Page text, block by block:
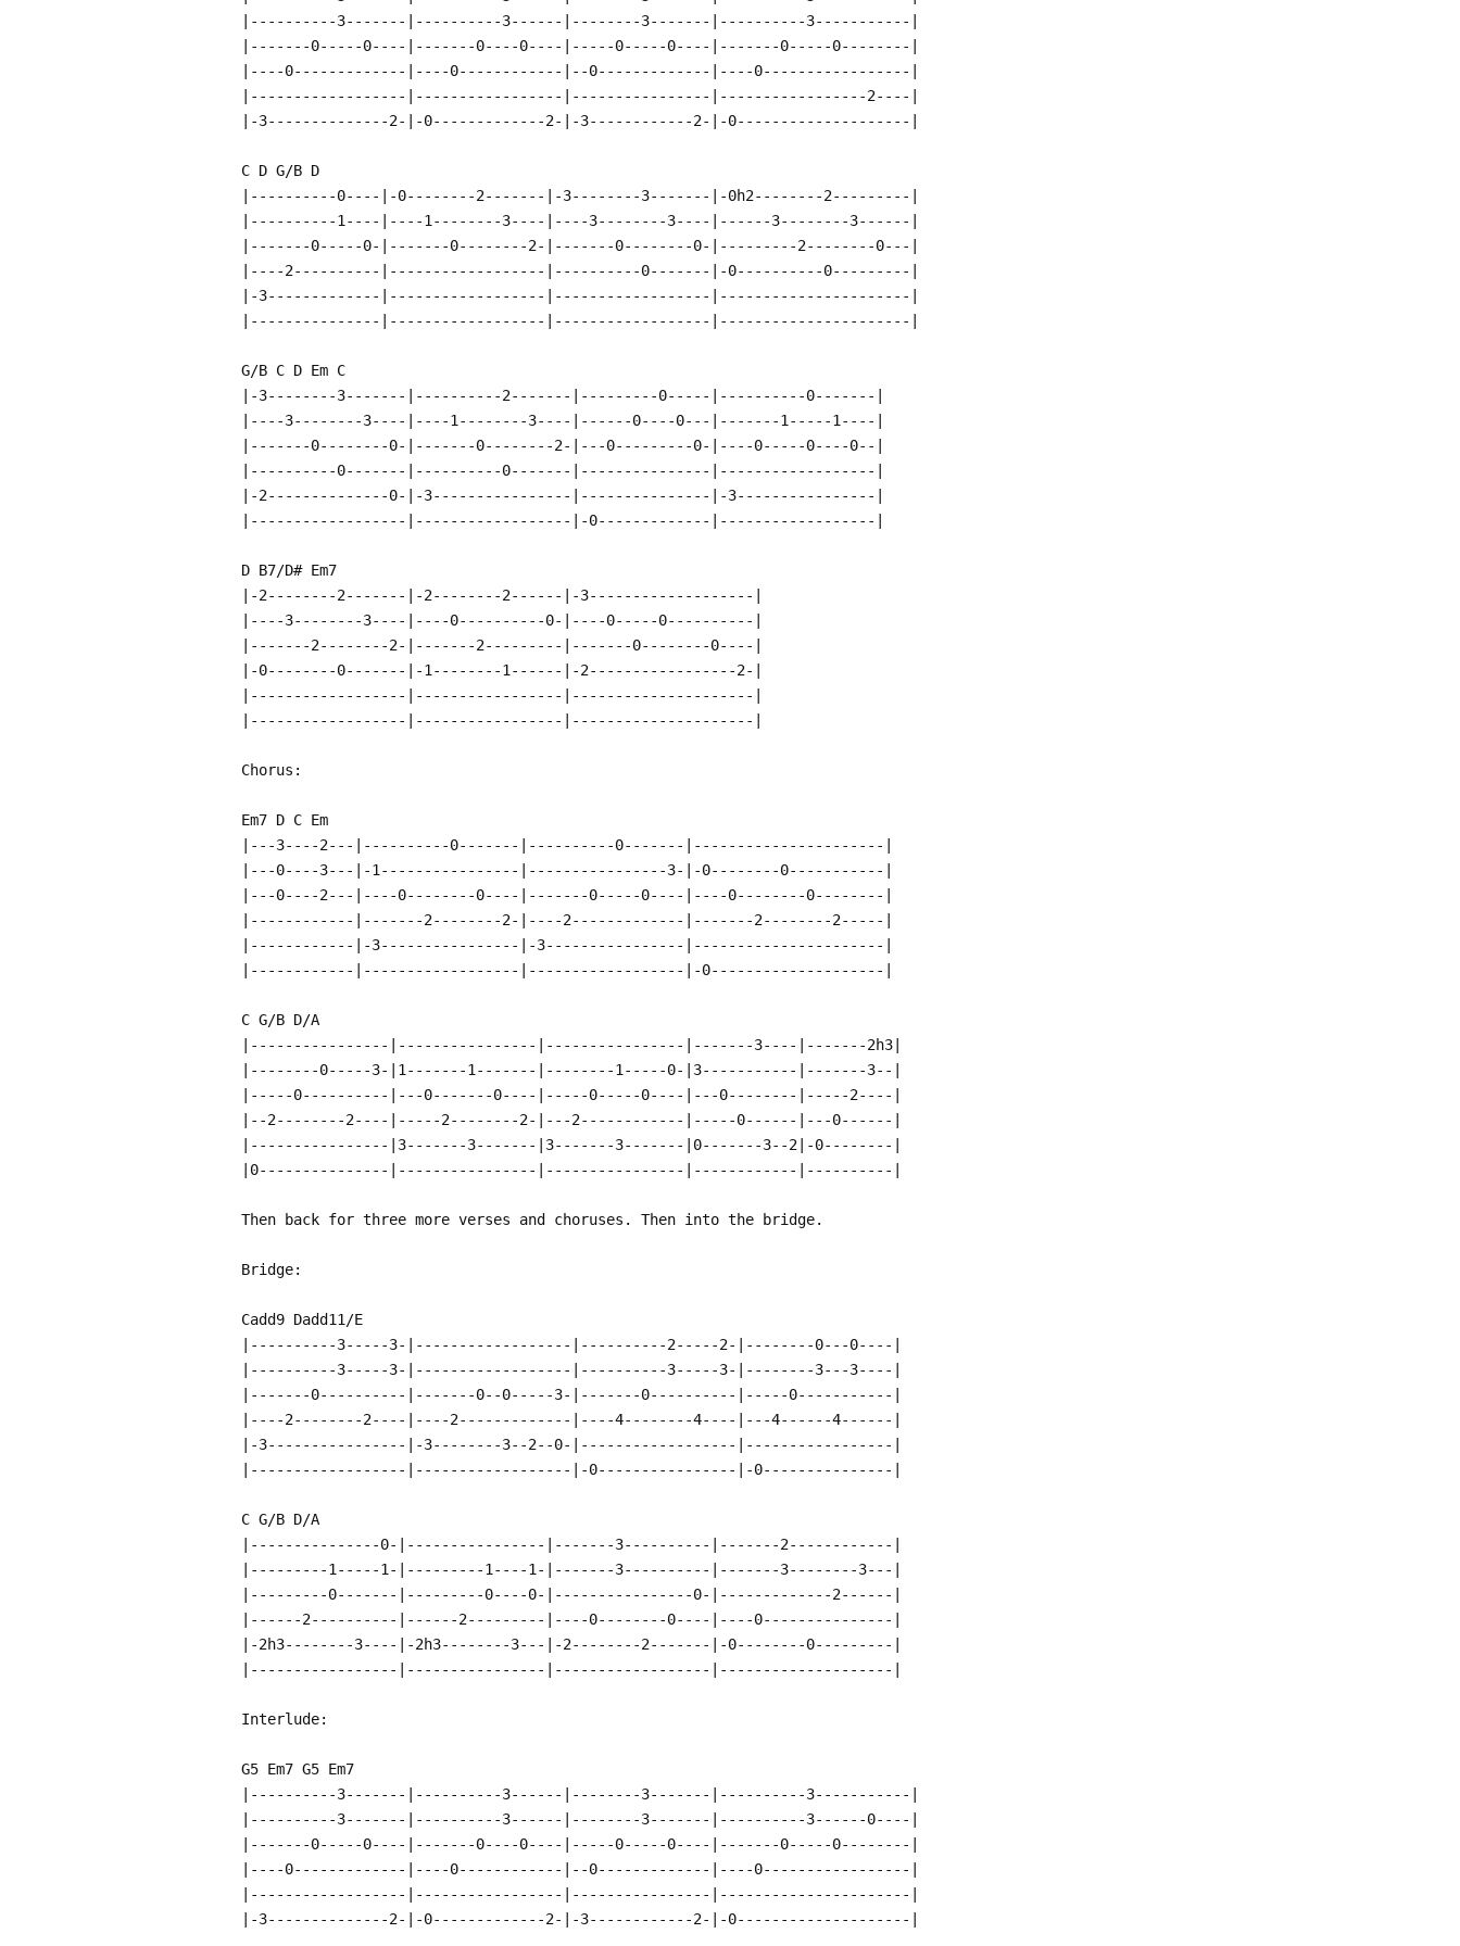
|----------3-------|----------3------|--------3-------|----------3-----------|
|-------0-----0----|-------0----0----|-----0-----0----|-------0-----0--------|
|----0-------------|----0------------|--0-------------|----0-----------------|
|------------------|-----------------|----------------|-----------------2----|
|-3--------------2-|-0-------------2-|-3------------2-|-0--------------------|
C D G/B D
|----------0----|-0--------2-------|-3--------3-------|-0h2--------2---------|
|----------1----|----1--------3----|----3--------3----|------3--------3------|
|-------0-----0-|-------0--------2-|-------0--------0-|---------2--------0---|
|----2----------|------------------|----------0-------|-0----------0---------|
|-3-------------|------------------|------------------|----------------------|
|---------------|------------------|------------------|----------------------|
G/B C D Em C
|-3--------3-------|----------2-------|---------0-----|----------0-------|
|----3--------3----|----1--------3----|------0----0---|-------1-----1----|
|-------0--------0-|-------0--------2-|---0---------0-|----0-----0----0--|
|----------0-------|----------0-------|---------------|------------------|
|-2--------------0-|-3----------------|---------------|-3----------------|
|------------------|------------------|-0-------------|------------------|
D B7/D# Em7
|-2--------2-------|-2--------2------|-3-------------------|
|----3--------3----|----0----------0-|----0-----0----------|
|-------2--------2-|-------2---------|-------0--------0----|
|-0--------0-------|-1--------1------|-2-----------------2-|
|------------------|-----------------|---------------------|
|------------------|-----------------|---------------------|
Chorus:
Em7 D C Em
|---3----2---|----------0-------|----------0-------|----------------------|
|---0----3---|-1----------------|----------------3-|-0--------0-----------|
|---0----2---|----0--------0----|-------0-----0----|----0--------0--------|
|------------|-------2--------2-|----2-------------|-------2--------2-----|
|------------|-3----------------|-3----------------|----------------------|
|------------|------------------|------------------|-0--------------------|
C G/B D/A
|----------------|----------------|----------------|-------3----|-------2h3|
|--------0-----3-|1-------1-------|--------1-----0-|3-----------|-------3--|
|-----0----------|---0-------0----|-----0-----0----|---0--------|-----2----|
|--2--------2----|-----2--------2-|---2------------|-----0------|---0------|
|----------------|3-------3-------|3-------3-------|0-------3--2|-0--------|
|0---------------|----------------|----------------|------------|----------|
Then back for three more verses and choruses. Then into the bridge.
Bridge:
Cadd9 Dadd11/E
|----------3-----3-|------------------|----------2-----2-|--------0---0----|
|----------3-----3-|------------------|----------3-----3-|--------3---3----|
|-------0----------|-------0--0-----3-|-------0----------|-----0-----------|
|----2--------2----|----2-------------|----4--------4----|---4------4------|
|-3----------------|-3--------3--2--0-|------------------|-----------------|
|------------------|------------------|-0----------------|-0---------------|
C G/B D/A
|---------------0-|----------------|-------3----------|-------2------------|
|---------1-----1-|---------1----1-|-------3----------|-------3--------3---|
|---------0-------|---------0----0-|----------------0-|-------------2------|
|------2----------|------2---------|----0--------0----|----0---------------|
|-2h3--------3----|-2h3--------3---|-2--------2-------|-0--------0---------|
|-----------------|----------------|------------------|--------------------|
Interlude:
G5 Em7 G5 Em7
|----------3-------|----------3------|--------3-------|----------3-----------|
|----------3-------|----------3------|--------3-------|----------3------0----|
|-------0-----0----|-------0----0----|-----0-----0----|-------0-----0--------|
|----0-------------|----0------------|--0-------------|----0-----------------|
|------------------|-----------------|----------------|----------------------|
|-3--------------2-|-0-------------2-|-3------------2-|-0--------------------|